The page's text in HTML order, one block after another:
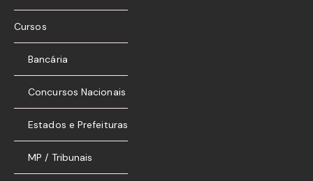
Cursos
Bancária
Concursos Nacionais
Estados e Prefeituras
MP / Tribunais